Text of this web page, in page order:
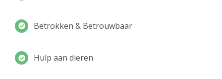
Betrokken & Betrouwbaar
Hulp aan dieren